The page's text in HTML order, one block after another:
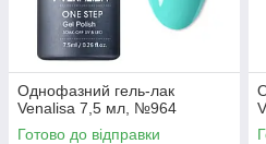
Однофазний гель-лак
Venalisa 7,5 мл, №964
Готово до відправки